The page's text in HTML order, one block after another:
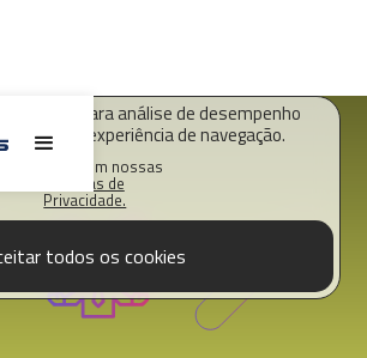
cookies para análise de desempenho
sua experiência de navegação.
Saiba mais em nossas
Políticas de
Privacidade.
todos os cookies